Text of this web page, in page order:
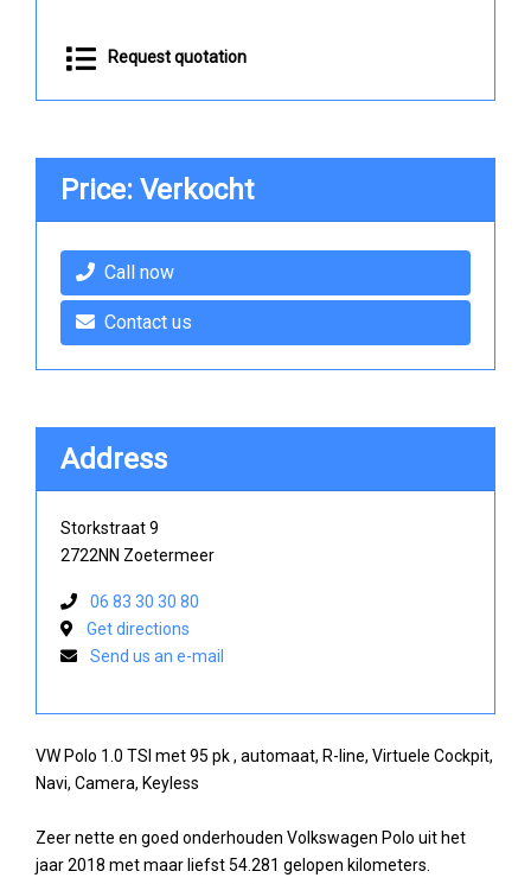
Request quotation
VW Polo 1.0 TSI met 95 pk , automaat, R-line, Virtuele Cockpit,
Navi, Camera, Keyless
Zeer nette en goed onderhouden Volkswagen Polo uit het
jaar 2018 met maar liefst 54.281 gelopen kilometers.
Price: Verkocht
Call now
Contact us
Address
Storkstraat 9
2722NN Zoetermeer
06 83 30 30 80
Get directions
Send us an e-mail